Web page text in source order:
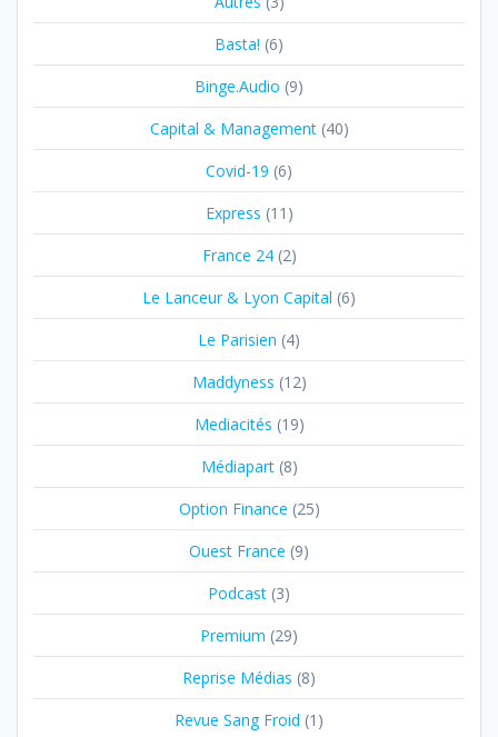
Basta! (6)
Binge.Audio (9)
Capital & Management(40)
Covid-19 (6)
Express (11)
France 24(2)
Le Lanceur & Lyon Capital (6)
Le Parisien (4)
Maddyness (12)
Mediacités (19)
Médiapart(8)
Option Finance (25)
Ouest France (9)
Podcast (3)
Premium (29)
Reprise Médias (8)
Revue Sang Froid (1)